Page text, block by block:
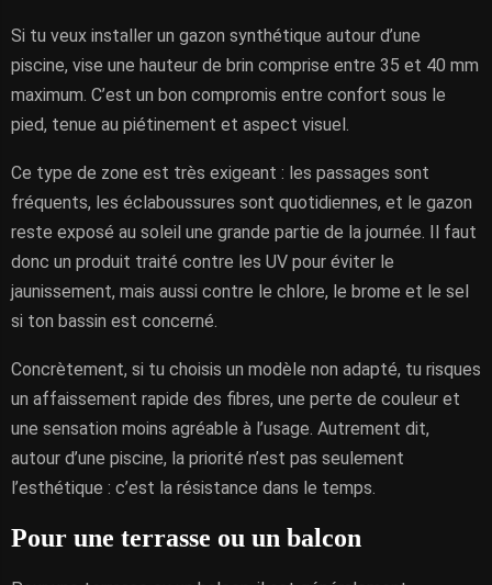
Si tu veux installer un gazon synthétique autour d’une
piscine, vise une hauteur de brin comprise entre 35 et 40 mm
maximum. C’est un bon compromis entre confort sous le
pied, tenue au piétinement et aspect visuel.
Ce type de zone est très exigeant : les passages sont
fréquents, les éclaboussures sont quotidiennes, et le gazon
reste exposé au soleil une grande partie de la journée. Il faut
donc un produit traité contre les UV pour éviter le
jaunissement, mais aussi contre le chlore, le brome et le sel
si ton bassin est concerné.
Concrètement, si tu choisis un modèle non adapté, tu risques
un affaissement rapide des fibres, une perte de couleur et
une sensation moins agréable à l’usage. Autrement dit,
autour d’une piscine, la priorité n’est pas seulement
l’esthétique : c’est la résistance dans le temps.
Pour une terrasse ou un balcon